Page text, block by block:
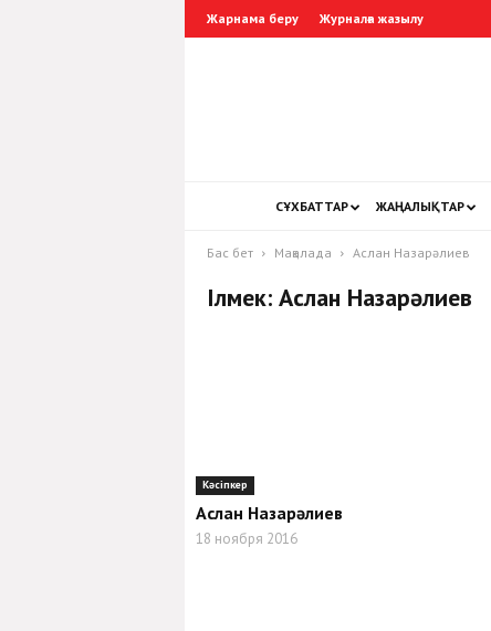
Жарнама беру Журналға жазылу
СҰХБАТТАР ЖАҢАЛЫҚТАР
Бас бет Мақалада Аслан Назарәлиев
Ілмек: Аслан Назарәлиев
Кәсіпкер
Аслан Назарәлиев
18 ноября 2016